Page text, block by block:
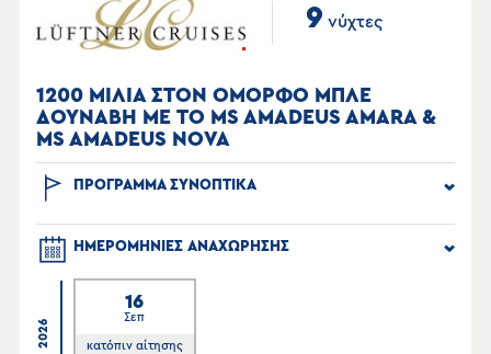
9 νύχτες
1200 ΜΙΛΙΑ ΣΤΟΝ ΟΜΟΡΦΟ ΜΠΛΕ
ΔΟΥΝΑΒΗ ΜΕ ΤΟ MS AMADEUS AMARA &
MS AMADEUS NOVA
ΠΡΟΓΡΑΜΜΑ ΣΥΝΟΠΤΙΚΑ
ΗΜΕΡΟΜΗΝΙΕΣ ΑΝΑΧΩΡΗΣΗΣ
2026
16
Σεπ
κατόπιν αίτησης